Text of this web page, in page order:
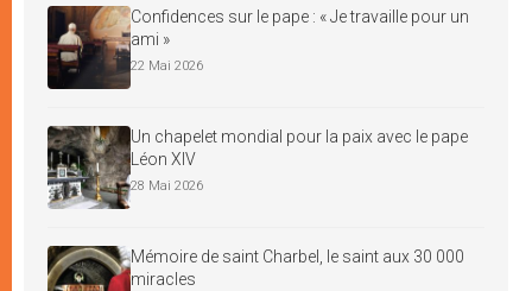
Confidences sur le pape : « Je travaille pour un
ami »
22 Mai 2026
Un chapelet mondial pour la paix avec le pape
Léon XIV
28 Mai 2026
Mémoire de saint Charbel, le saint aux 30 000
miracles